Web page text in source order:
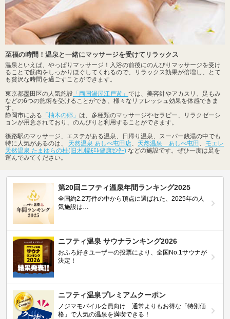
至福の時間！温泉と一緒にマッサージを受けてリラックス
温泉といえば、やっぱりマッサージ！入浴の前後にのんびりマッサージを受け
ることで筋肉をしっかりほぐしてくれるので、リラックス効果が倍増し、とて
も贅沢な時間を過ごすことができます。
東京都墨田区の人気施設 「両国湯屋江戸遊」 では、美容針やアカスリ、足もみ
などの6つの施術を受けることができ、様々なリフレッシュ効果を体感できま
す。
静岡市にある 「柚木の郷」 は、多種類のマッサージやセラピー、リラクゼーシ
ョンが用意されており、のんびりと利用することができます。
篠路駅のマッサージ、エステがある温泉、日帰り温泉、スーパー銭湯の中でも
特に人気があるのは、 天然温泉 あしべ屯田店 天然温泉 あしべ屯田
モエレ
天然温泉 たまゆらの杜(旧:札幌ﾓｴﾚ健康ｾﾝﾀｰ) などの施設です。ぜひ一度は足を
運んでみてください。
第20回ニフティ温泉年間ランキング2025
全国約2.2万件の中から頂点に選ばれた、2025年の人
気施設は…
ニフティ温泉 サウナランキング2026
おふろ好きユーザーの投票により、全国No.1サウナが
決定！
ニフティ温泉プレミアムクーポン
ノジマモバイル会員向け 通常よりもお得な「特別価
格」で人気の温泉を満喫できる！